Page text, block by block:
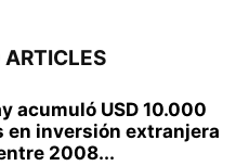
ARTICLES
acumuló USD 10.000
en inversión extranjera
2008...